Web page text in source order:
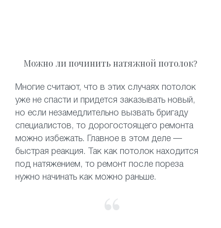
Можно ли починить натяжной потолок?
Многие считают, что в этих случаях потолок
уже не спасти и придется заказывать новый,
но если незамедлительно вызвать бригаду
специалистов, то дорогостоящего ремонта
можно избежать. Главное в этом деле —
быстрая реакция. Так как потолок находится
под натяжением, то ремонт после пореза
нужно начинать как можно раньше.